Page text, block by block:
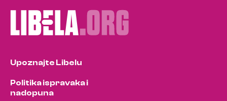
Upoznajte Libelu
Politika ispravaka i
nadopuna